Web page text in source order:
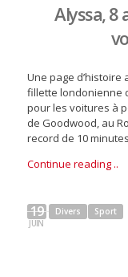
Alyssa, 8
Une page d’histoire
fillette londonienne
pour les voitures à
de Goodwood, au
record de 10
Continue reading ..
19
JUIN
Divers Sport